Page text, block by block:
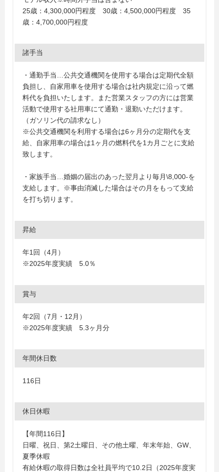
25歳：4,300,000円程度 30歳：4,500,000円程度 35
歳：4,700,000円程度
諸手当
・通勤手当…公共交通機関を使用する場合は定期代全額
負担し、自家用車を使用する場合は社内規定に沿って燃
料代を負担いたします。また営業スタッフの方には営業
活動で使用する社用車にて通勤・退勤いただけます。
（ガソリン代の請求なし）
※公共交通機関を利用する場合は6ヶ月分の定期代を支
給、自家用車の場合は1ヶ月の燃料代を1カ月ごとに支給
致します。
・家族手当…婚姻の届出のあった翌月より毎月\8,000-を
支給します。※事由消滅した場合はその月をもって支給
を打ち切ります。
昇給
年1回（4月）
※2025年度実績 5.0％
賞与
年2回（7月・12月）
※2025年度実績 5.3ヶ月分
年間休日数
116日
休日休暇
【年間116日】
日曜、祝日、第2土曜日、その他土曜、年末年始、GW、
夏季休暇
有給休暇の取得日数は全社員平均で10.2日（2025年度実